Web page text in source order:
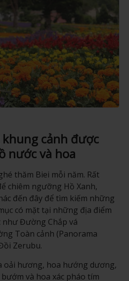
cảnh được
nước và hoa
thăm Biei mỗi năm. Rất
chiêm ngưỡng Hồ Xanh,
đến đây để tìm kiếm những
có mặt tại những địa điểm
như Đường Chắp vá
Toàn cảnh (Panorama
Zerubu.
oải hương, hoa hướng dương,
và hoa xác pháo tím